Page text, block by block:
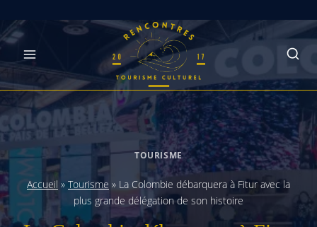
Skip
to
content
TOURISME
Accueil »Tourisme » La Colombie débarquera à Fitur avec la
plus grande délégation de son histoire